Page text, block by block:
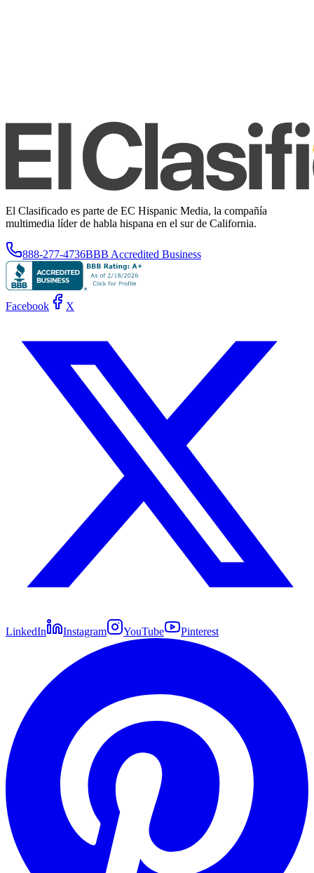
El Clasificado es parte de EC Hispanic Media, la compañía
multimedia líder de habla hispana en el sur de California.
888-277-4736BBB Accredited Business
Facebook X
LinkedIn Instagram YouTube Pinterest